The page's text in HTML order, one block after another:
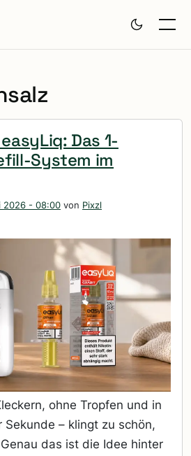
Das 1-
System im
2026 - 08:00 von Pixzl
ohne Tropfen und in
– klingt zu schön,
das ist die Idee hinter